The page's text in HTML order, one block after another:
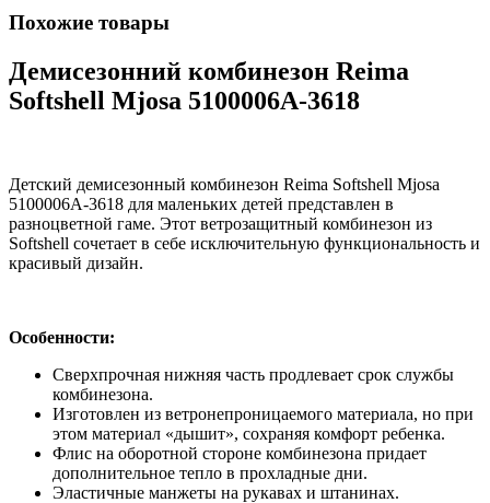
Похожие товары
Демисезонний комбинезон Reima
Softshell Mjosa 5100006A-3618
Детский демисезонный комбинезон Reima Softshell Mjosa
5100006A-3618 для маленьких детей представлен в
разноцветной гаме. Этот ветрозащитный комбинезон из
Softshell сочетает в себе исключительную функциональность и
красивый дизайн.
Особенности:
Сверхпрочная нижняя часть продлевает срок службы
комбинезона.
Изготовлен из ветронепроницаемого материала, но при
этом материал «дышит», сохраняя комфорт ребенка.
Флис на оборотной стороне комбинезона придает
дополнительное тепло в прохладные дни.
Эластичные манжеты на рукавах и штанинах.